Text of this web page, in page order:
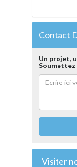
Contact
Un projet,
Soumettez
Visiter